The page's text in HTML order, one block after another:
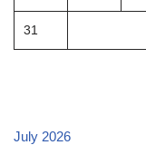
31
July 2026